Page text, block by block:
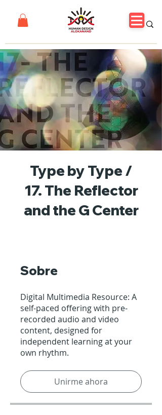
Type by Type /
17. The Reflector
and the G Center
Sobre
Digital Multimedia Resource: A
self-paced offering with pre-
recorded audio and video
content, designed for
independent learning at your
own rhythm.
Unirme ahora